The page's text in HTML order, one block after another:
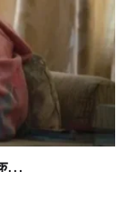
क...